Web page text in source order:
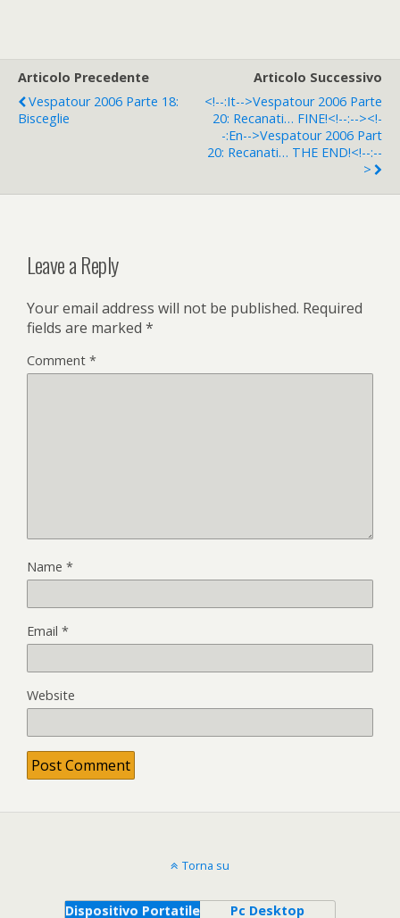
Articolo Precedente
Vespatour 2006 Parte 18:
Bisceglie
Articolo Successivo
<!--:it-->Vespatour 2006 Parte
20: Recanati… FINE!<!--:--><!-
-:en-->Vespatour 2006 Part
20: Recanati… THE END!<!--:--
>
Leave a Reply
Your email address will not be published. Required
fields are marked *
Comment *
Name *
Email *
Website
Torna su
Dispositivo Portatile Pc Desktop